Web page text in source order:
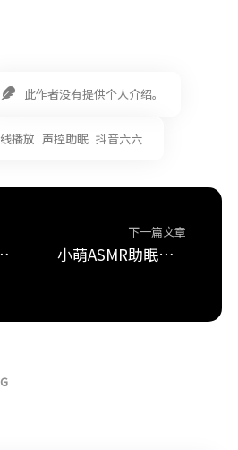
此作者没有提供个人介绍。
播放 声控助眠 抖音六六
在线播放
下一篇文章
小萌ASMR助眠各种音在线播放视频